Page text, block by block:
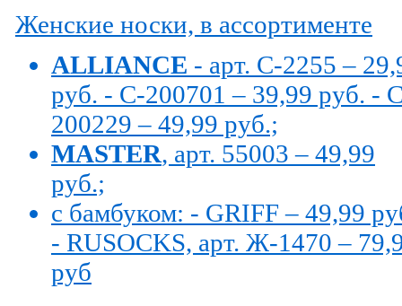
Женские носки, в ассортименте
ALLIANCE - арт. С-2255 –
руб. - C-200701 – 39,99 руб. -
200229 – 49,99 руб.;
MASTER, арт. 55003 – 49,99
руб.;
с бамбуком: - GRIFF – 49,99
- RUSOCKS, арт. Ж-1470 –
руб